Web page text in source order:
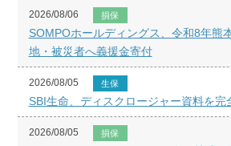
2026/08/06 損保
SOMPOホールディングス、令和8年熊
地・被災者へ義援金寄付
2026/08/05 生保
SBI生命、ディスクロージャー資料を完
2026/08/05 損保